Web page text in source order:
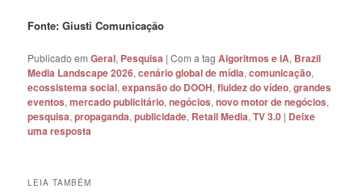
Fonte: Giusti Comunicação
Publicado em Geral, Pesquisa |Com a tagAlgoritmos e IA, Brazil
Media Landscape 2026,cenário global de mídia,comunicação,
ecossistema social,expansão do DOOH,fluidez do vídeo,grandes
eventos,mercado publicitário,negócios,novo motor de negócios,
pesquisa,propaganda,publicidade, Retail Media,TV 3.0 | Deixe
uma resposta
LEIA TAMBÉM